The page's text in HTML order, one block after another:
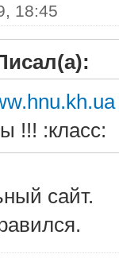
18:45
!!! :класс:
сайт.